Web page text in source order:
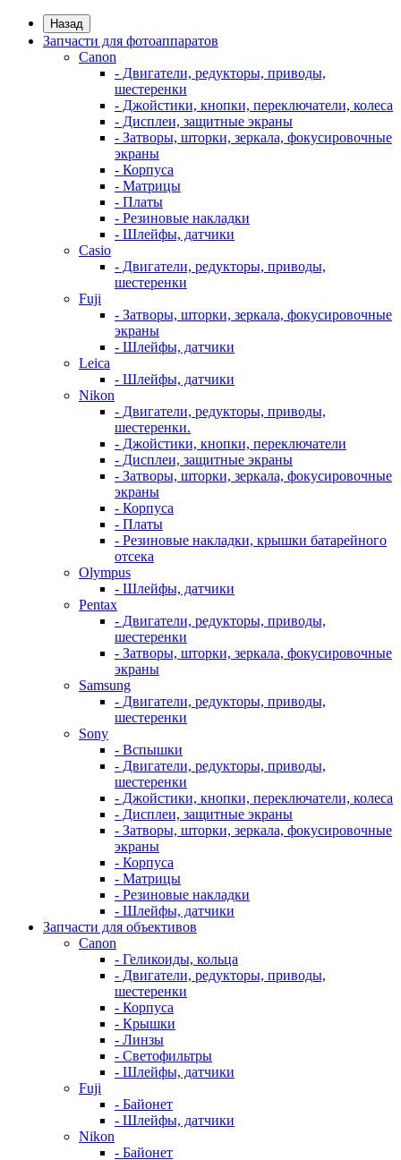
Назад
Запчасти для фотоаппаратов
Canon
- Двигатели, редукторы, приводы,
шестеренки
- Джойстики, кнопки, переключатели, колеса
- Дисплеи, защитные экраны
- Затворы, шторки, зеркала, фокусировочные
экраны
- Корпуса
- Матрицы
- Платы
- Резиновые накладки
- Шлейфы, датчики
Casio
- Двигатели, редукторы, приводы,
шестеренки
Fuji
- Затворы, шторки, зеркала, фокусировочные
экраны
- Шлейфы, датчики
Leica
- Шлейфы, датчики
Nikon
- Двигатели, редукторы, приводы,
шестеренки.
- Джойстики, кнопки, переключатели
- Дисплеи, защитные экраны
- Затворы, шторки, зеркала, фокусировочные
экраны
- Корпуса
- Платы
- Резиновые накладки, крышки батарейного
отсека
Olympus
- Шлейфы, датчики
Pentax
- Двигатели, редукторы, приводы,
шестеренки
- Затворы, шторки, зеркала, фокусировочные
экраны
Samsung
- Двигатели, редукторы, приводы,
шестеренки
Sony
- Вспышки
- Двигатели, редукторы, приводы,
шестеренки
- Джойстики, кнопки, переключатели, колеса
- Дисплеи, защитные экраны
- Затворы, шторки, зеркала, фокусировочные
экраны
- Корпуса
- Матрицы
- Резиновые накладки
- Шлейфы, датчики
Запчасти для объективов
Canon
- Геликоиды, кольца
- Двигатели, редукторы, приводы,
шестеренки
- Корпуса
- Крышки
- Линзы
- Светофильтры
- Шлейфы, датчики
Fuji
- Байонет
- Шлейфы, датчики
Nikon
- Байонет